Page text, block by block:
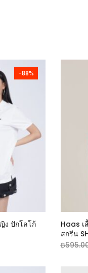
-88%
ง ปักโลโก้
Haas เ
สกรีน
฿